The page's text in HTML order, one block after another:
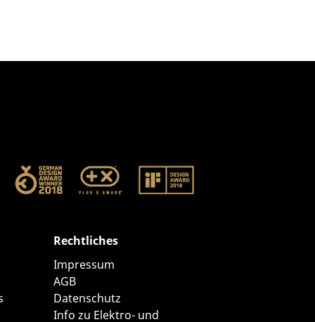
Rechtliches
Impressum
AGB
Datenschutz
Info zu Elektro- und